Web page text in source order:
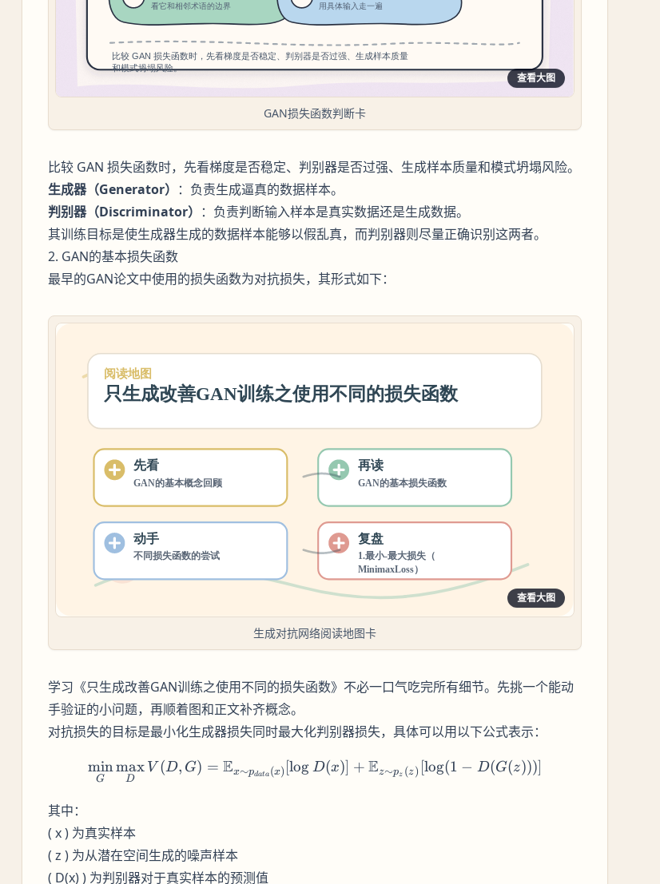
查看大图
GAN损失函数判断卡
比较 GAN 损失函数时，先看梯度是否稳定、判别器是否过强、生成样本质量和模式坍塌风险。
生成器（Generator） ：负责生成逼真的数据样本。
判别器（Discriminator） ：负责判断输入样本是真实数据还是生成数据。
其训练目标是使生成器生成的数据样本能够以假乱真，而判别器则尽量正确识别这两者。
2. GAN的基本损失函数
最早的GAN论文中使用的损失函数为对抗损失，其形式如下：
查看大图
生成对抗网络阅读地图卡
学习《只生成改善GAN训练之使用不同的损失函数》不必一口气吃完所有细节。先挑一个能动
手验证的小问题，再顺着图和正文补齐概念。
对抗损失的目标是最小化生成器损失同时最大化判别器损失，具体可以用以下公式表示：
\min_G \max_D V(D, G) = \mathbb{E}_{x
G
min
D
max V (D, G) = Ex∼pdata (x) [log D(x)] + Ez∼pz (z) [log(1 − D(G(z)))]
其中：
( x ) 为真实样本
( z ) 为从潜在空间生成的噪声样本
( D(x) ) 为判别器对于真实样本的预测值